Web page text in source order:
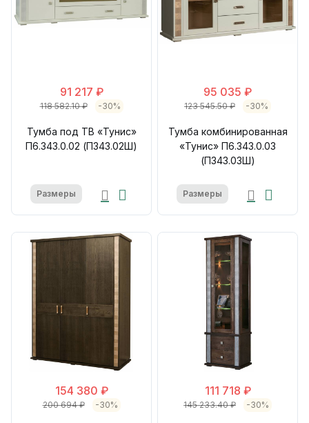
91 217 ₽
118 582.10 ₽ -30%
Тумба под ТВ «Тунис»
П6.343.0.02 (П343.02Ш)
Размеры
95 035 ₽
123 545.50 ₽ -30%
Тумба комбинированная
«Тунис» П6.343.0.03
(П343.03Ш)
Размеры
154 380 ₽
200 694 ₽ -30%
111 718 ₽
145 233.40 ₽ -30%